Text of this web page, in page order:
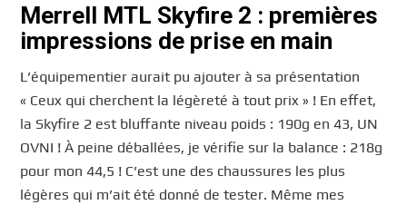
Merrell MTL Skyfire 2 : premières
impressions de prise en main
L’équipementier aurait pu ajouter à sa présentation
« Ceux qui cherchent la légèreté à tout prix » ! En effet,
la Skyfire 2 est bluffante niveau poids : 190g en 43, UN
OVNI ! À peine déballées, je vérifie sur la balance : 218g
pour mon 44,5 ! C’est une des chaussures les plus
légères qui m’ait été donné de tester. Même mes